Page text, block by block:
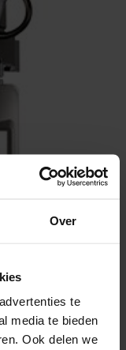
Over
te
media te bieden
Ook delen we